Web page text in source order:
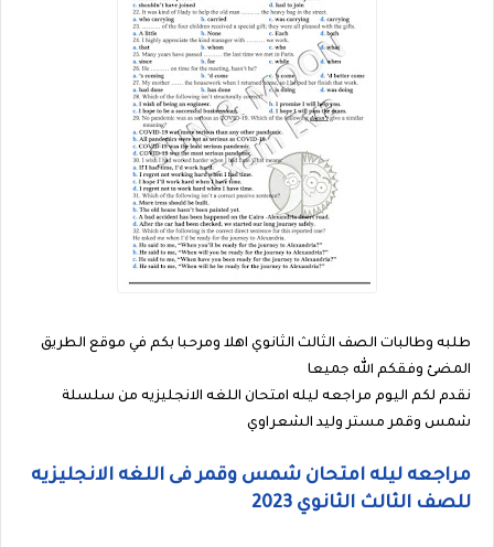
طلبه وطالبات الصف الثالث الثانوي اهلا ومرحبا بكم في موقع الطريق
المضئ وفقكم الله جميعا
نقدم لكم اليوم مراجعه ليله امتحان اللغه الانجليزيه من سلسلة
شمس وقمر مستر وليد الشعراوي
مراجعه ليله امتحان شمس وقمر فى اللغه الانجليزيه
للصف الثالث الثانوي 2023